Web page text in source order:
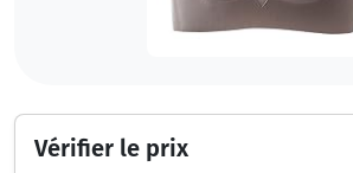
Vérifier le prix